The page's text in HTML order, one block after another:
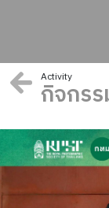
Activity
กิจกร